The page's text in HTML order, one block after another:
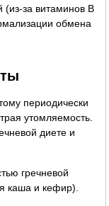
(из-за витаминов B
обмена
периодически
утомляемость.
диете и
гречневой
каша и кефир).